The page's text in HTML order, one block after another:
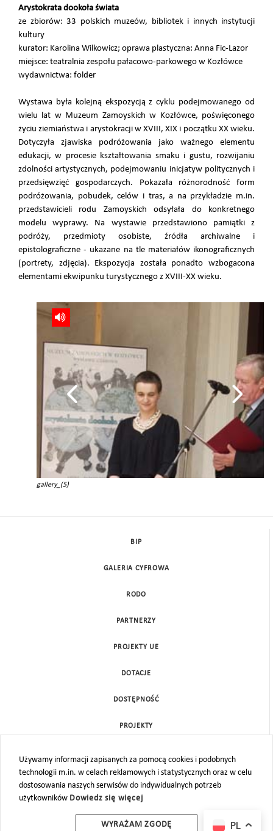
Arystokrata dookoła świata
ze zbiorów: 33 polskich muzeów, bibliotek i innych instytucji
kultury
kurator: Karolina Wilkowicz; oprawa plastyczna: Anna Fic-Lazor
miejsce: teatralnia zespołu pałacowo-parkowego w Kozłówce
wydawnictwa: folder
Wystawa była kolejną ekspozycją z cyklu podejmowanego od
wielu lat w Muzeum Zamoyskich w Kozłówce, poświęconego
życiu ziemiaństwa i arystokracji w XVIII, XIX i początku XX wieku.
Dotyczyła zjawiska podróżowania jako ważnego elementu
edukacji, w procesie kształtowania smaku i gustu, rozwijaniu
zdolności artystycznych, podejmowaniu inicjatyw politycznych i
przedsięwzięć gospodarczych. Pokazała różnorodność form
podróżowania, pobudek, celów i tras, a na przykładzie m.in.
przedstawicieli rodu Zamoyskich odsyłała do konkretnego
modelu wyprawy. Na wystawie przedstawiono pamiątki z
podróży, przedmioty osobiste, źródła archiwalne i
epistolograficzne - ukazane na tle materiałów ikonograficznych
(portrety, zdjęcia). Ekspozycja została ponadto wzbogacona
elementami ekwipunku turystycznego z XVIII-XX wieku.
gallery_(5)
Używamy informacji zapisanych za pomocą cookies i podobnych
technologii m.in. w celach reklamowych i statystycznych oraz w celu
dostosowania naszych serwisów do indywidualnych potrzeb
użytkowników Dowiedz się więcej
WYRAŻAM ZGODĘ
BIP
GALERIA CYFROWA
RODO
PARTNERZY
PROJEKTY UE
DOTACJE
DOSTĘPNOŚĆ
PROJEKTY
MAPA STRONY
PL